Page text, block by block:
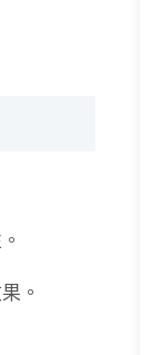
。